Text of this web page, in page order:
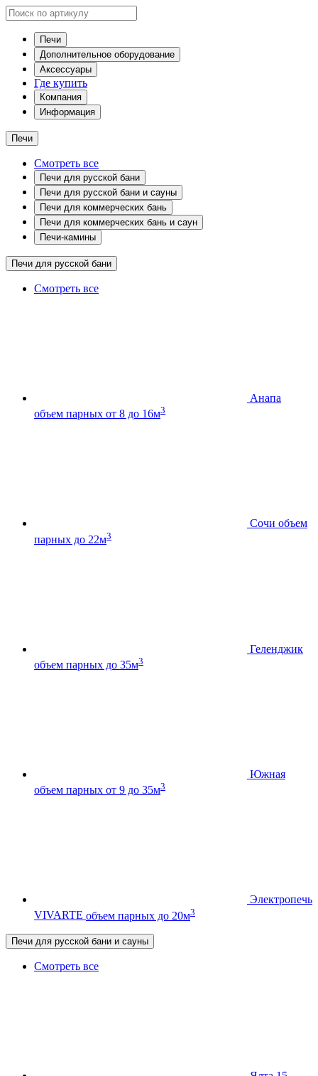
Печи
Дополнительное оборудование
Аксессуары
Где купить
Компания
Информация
Печи
Смотреть все
Печи для русской бани
Печи для русской бани и сауны
Печи для коммерческих бань
Печи для коммерческих бань и саун
Печи-камины
Печи для русской бани
Смотреть все
Анапа
объем парных от 8 до 16м3
Сочи объем
парных до 22м3
Геленджик
объем парных до 35м3
Южная
объем парных от 9 до 35м3
Электропечь
VIVARTE объем парных до 20м3
Печи для русской бани и сауны
Смотреть все